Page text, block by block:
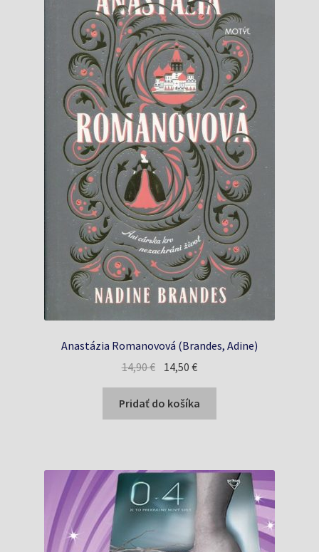
Anastázia Romanovová (Brandes, Adine)
14,90€ Pôvodná
cena
bola:
14,90 €.
14,50€Aktuálna
cena
je:
14,50 €.
Pridať do košíka